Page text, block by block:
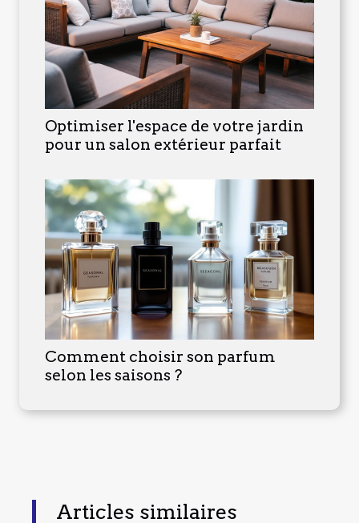
Optimiser l'espace de votre jardin
pour un salon extérieur parfait
Comment choisir son parfum
selon les saisons ?
Articles similaires